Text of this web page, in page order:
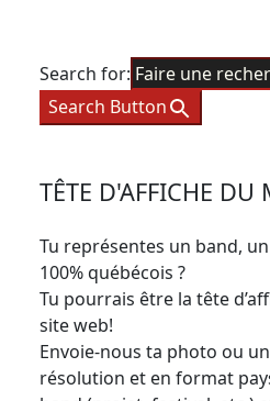
Search for:
Search Button
TÊTE D'AFFICHE DU
Tu représentes un band,
100% québécois ?
Tu pourrais être la tête
site web!
Envoie-nous ta photo ou
résolution et en format